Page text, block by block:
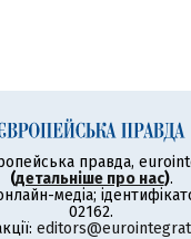
правда,
(детальніше про нас).
медіа;
02162.